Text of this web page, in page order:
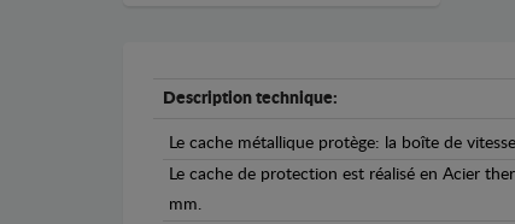
Description technique:
Le cache métallique protège: la boîte de
Le cache de protection est réalisé en Acier
mm.